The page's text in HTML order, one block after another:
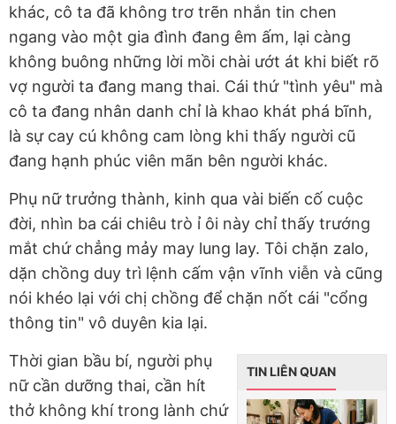
khác, cô ta đã không trơ trẽn nhắn tin chen
ngang vào một gia đình đang êm ấm, lại càng
không buông những lời mồi chài ướt át khi biết rõ
vợ người ta đang mang thai. Cái thứ "tình yêu" mà
cô ta đang nhân danh chỉ là khao khát phá bĩnh,
là sự cay cú không cam lòng khi thấy người cũ
đang hạnh phúc viên mãn bên người khác.
Phụ nữ trưởng thành, kinh qua vài biến cố cuộc
đời, nhìn ba cái chiêu trò ỉ ôi này chỉ thấy trướng
mắt chứ chẳng mảy may lung lay. Tôi chặn zalo,
dặn chồng duy trì lệnh cấm vận vĩnh viễn và cũng
nói khéo lại với chị chồng để chặn nốt cái "cổng
thông tin" vô duyên kia lại.
TIN LIÊN QUAN
Thời gian bầu bí, người phụ
nữ cần dưỡng thai, cần hít
thở không khí trong lành chứ